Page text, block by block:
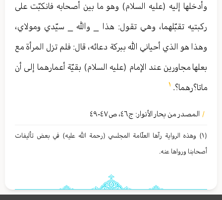
وأدخلها إليه (عليه السلام) وهو ما بين أصحابه فانكبّت على
ركبتيه تقبّلهما، وهي تقول: هذا _ والله _ سيّدي ومولاي،
وهذا هو الذي أحياني الله ببركة دعائه، قال: فلم تزل المرأة مع
بعلها مجاورين عند الإمام (عليه السلام) بقيّة أعمارهما إلى أن
ماتا؟رهما؟.
/ المصدر من بحار الأنوار: ج٤٦، ص٤٧-٤٩
(١) وهذه الروایة رآها العلّامة المجلسي (رحمة الله عليه) في بعض تألیفات
أصحابنا ورواها عنه.